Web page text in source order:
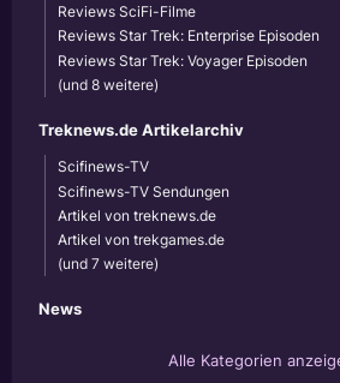
Reviews SciFi-Filme
Reviews Star Trek: Enterprise Episoden
Reviews Star Trek: Voyager Episoden
(und 8 weitere)
Treknews.de Artikelarchiv
Scifinews-TV
Scifinews-TV Sendungen
Artikel von treknews.de
Artikel von trekgames.de
(und 7 weitere)
News
Alle Kategorien